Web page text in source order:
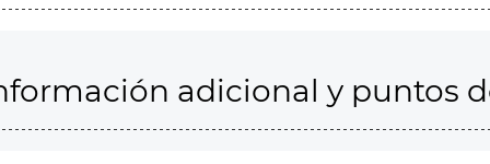
adicional y puntos